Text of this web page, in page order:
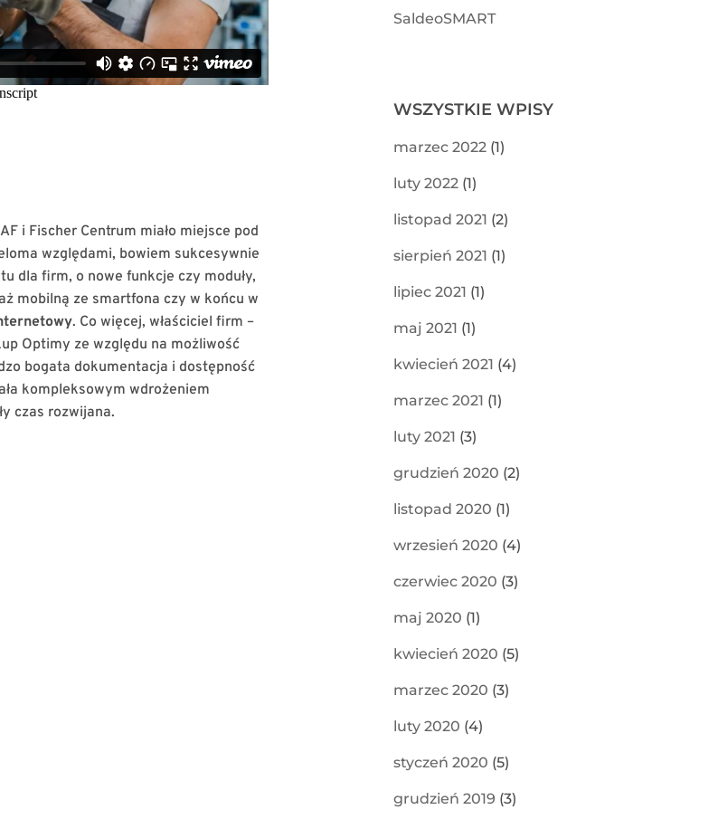
i Fischer Centrum miało miejsce pod
względami, bowiem sukcesywnie
dla firm, o nowe funkcje czy moduły,
mobilną ze smartfona czy w końcu w
. Co więcej, właściciel firm –
Optimy ze względu na możliwość
bogata dokumentacja i dostępność
kompleksowym wdrożeniem
czas rozwijana.
SaldeoSMART
WSZYSTKIE WPISY
marzec 2022 (1)
luty 2022 (1)
listopad 2021 (2)
sierpień 2021 (1)
lipiec 2021 (1)
maj 2021 (1)
kwiecień 2021 (4)
marzec 2021 (1)
luty 2021 (3)
grudzień 2020 (2)
listopad 2020 (1)
wrzesień 2020 (4)
czerwiec 2020 (3)
maj 2020 (1)
kwiecień 2020 (5)
marzec 2020 (3)
luty 2020 (4)
styczeń 2020 (5)
grudzień 2019 (3)